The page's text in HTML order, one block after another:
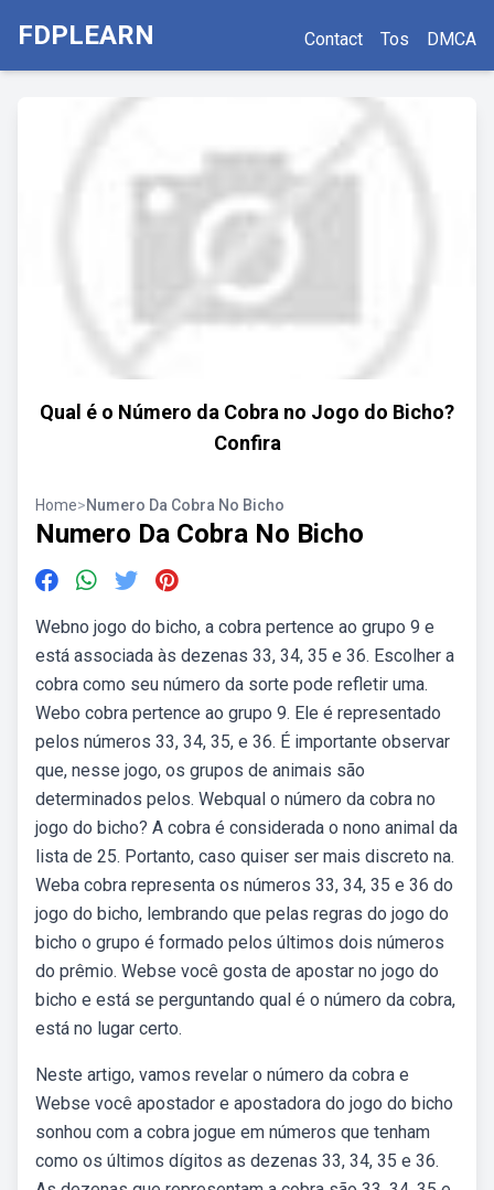
FDPLEARN Contact Tos DMCA
Qual é o Número da Cobra no Jogo do Bicho?
Confira
Home>Numero Da Cobra No Bicho
Numero Da Cobra No Bicho
Webno jogo do bicho, a cobra pertence ao grupo 9 e
está associada às dezenas 33, 34, 35 e 36. Escolher a
cobra como seu número da sorte pode refletir uma.
Webo cobra pertence ao grupo 9. Ele é representado
pelos números 33, 34, 35, e 36. É importante observar
que, nesse jogo, os grupos de animais são
determinados pelos. Webqual o número da cobra no
jogo do bicho? A cobra é considerada o nono animal da
lista de 25. Portanto, caso quiser ser mais discreto na.
Weba cobra representa os números 33, 34, 35 e 36 do
jogo do bicho, lembrando que pelas regras do jogo do
bicho o grupo é formado pelos últimos dois números
do prêmio. Webse você gosta de apostar no jogo do
bicho e está se perguntando qual é o número da cobra,
está no lugar certo.
Neste artigo, vamos revelar o número da cobra e
Webse você apostador e apostadora do jogo do bicho
sonhou com a cobra jogue em números que tenham
como os últimos dígitos as dezenas 33, 34, 35 e 36.